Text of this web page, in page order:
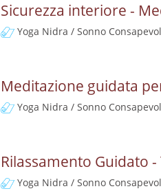
Sicurezza interiore -
Yoga Nidra / Sonno
Meditazione guidata
Yoga Nidra / Sonno
Rilassamento Guidato
Yoga Nidra / Sonno